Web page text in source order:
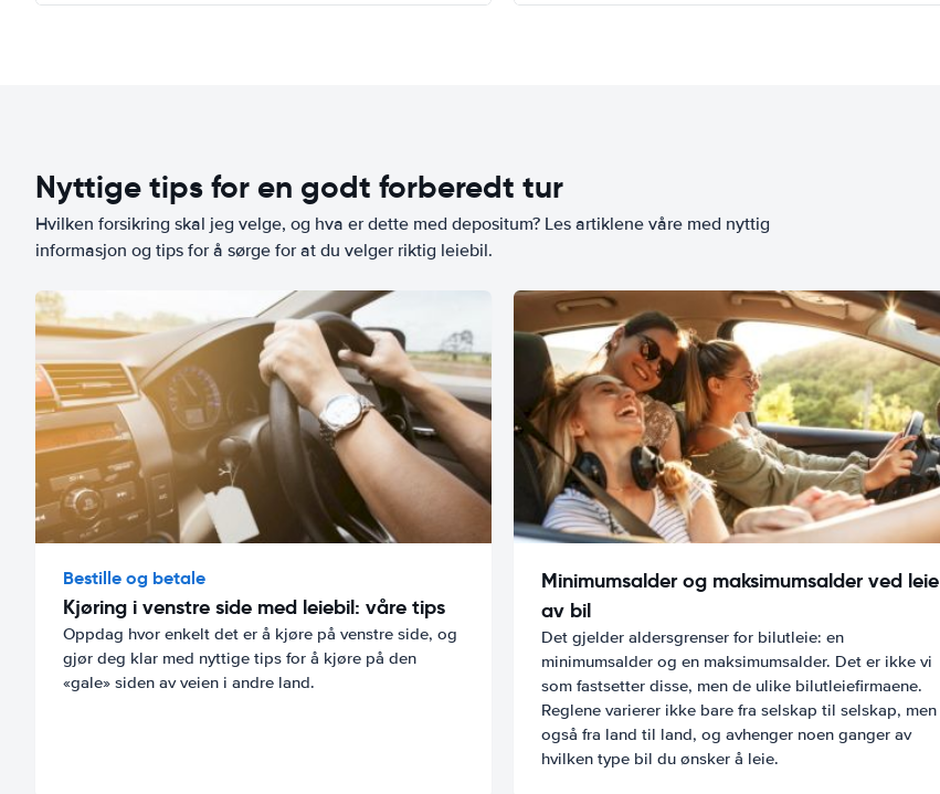
Nyttige tips for en godt forberedt tur
Hvilken forsikring skal jeg velge, og hva er dette med depositum? Les artiklene våre med nyttig
informasjon og tips for å sørge for at du velger riktig leiebil.
Bestille og betale
Kjøring i venstre side med leiebil: våre tips
Oppdag hvor enkelt det er å kjøre på venstre side, og
gjør deg klar med nyttige tips for å kjøre på den
«gale» siden av veien i andre land.
Minimumsalder og maksimumsalder ved leie
av bil
Det gjelder aldersgrenser for bilutleie: en
minimumsalder og en maksimumsalder. Det er ikke vi
som fastsetter disse, men de ulike bilutleiefirmaene.
Reglene varierer ikke bare fra selskap til selskap, men
også fra land til land, og avhenger noen ganger av
hvilken type bil du ønsker å leie.